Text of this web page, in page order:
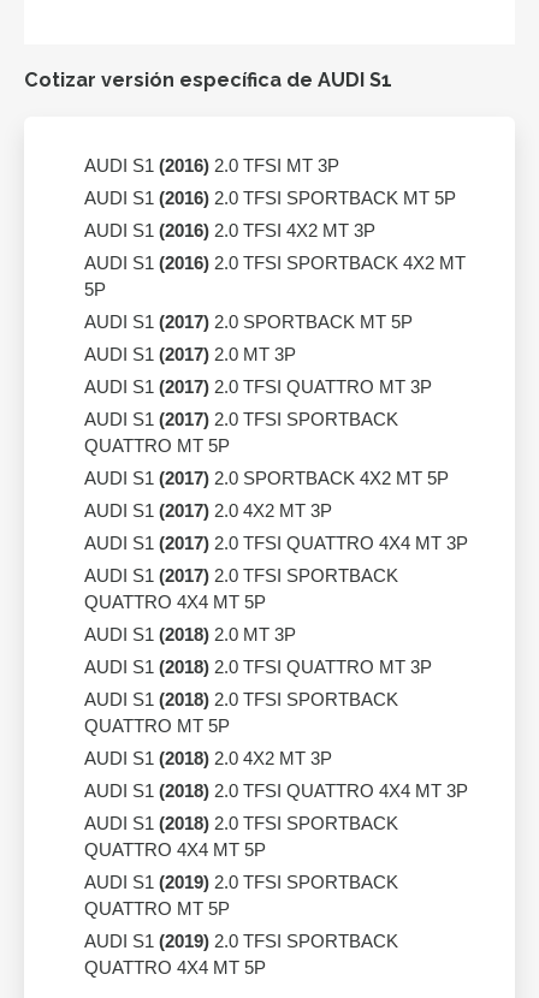
Cotizar versión específica de AUDI S1
AUDI S1 (2016) 2.0 TFSI MT 3P
AUDI S1 (2016) 2.0 TFSI SPORTBACK MT 5P
AUDI S1 (2016) 2.0 TFSI 4X2 MT 3P
AUDI S1 (2016) 2.0 TFSI SPORTBACK 4X2 MT
5P
AUDI S1 (2017) 2.0 SPORTBACK MT 5P
AUDI S1 (2017) 2.0 MT 3P
AUDI S1 (2017) 2.0 TFSI QUATTRO MT 3P
AUDI S1 (2017) 2.0 TFSI SPORTBACK
QUATTRO MT 5P
AUDI S1 (2017) 2.0 SPORTBACK 4X2 MT 5P
AUDI S1 (2017) 2.0 4X2 MT 3P
AUDI S1 (2017) 2.0 TFSI QUATTRO 4X4 MT 3P
AUDI S1 (2017) 2.0 TFSI SPORTBACK
QUATTRO 4X4 MT 5P
AUDI S1 (2018) 2.0 MT 3P
AUDI S1 (2018) 2.0 TFSI QUATTRO MT 3P
AUDI S1 (2018) 2.0 TFSI SPORTBACK
QUATTRO MT 5P
AUDI S1 (2018) 2.0 4X2 MT 3P
AUDI S1 (2018) 2.0 TFSI QUATTRO 4X4 MT 3P
AUDI S1 (2018) 2.0 TFSI SPORTBACK
QUATTRO 4X4 MT 5P
AUDI S1 (2019) 2.0 TFSI SPORTBACK
QUATTRO MT 5P
AUDI S1 (2019) 2.0 TFSI SPORTBACK
QUATTRO 4X4 MT 5P